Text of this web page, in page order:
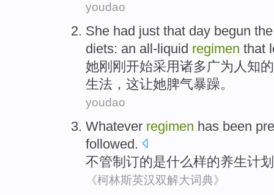
youdao
She had just that day begun
diets: an all-liquid regimen that
她刚刚 开始采用诸多广为人知的
生法， 这让她脾气暴躁。
youdao
Whatever regimen has been
followed.
不管制订的是什么样的养生计划
《柯林斯英汉双解大词典》